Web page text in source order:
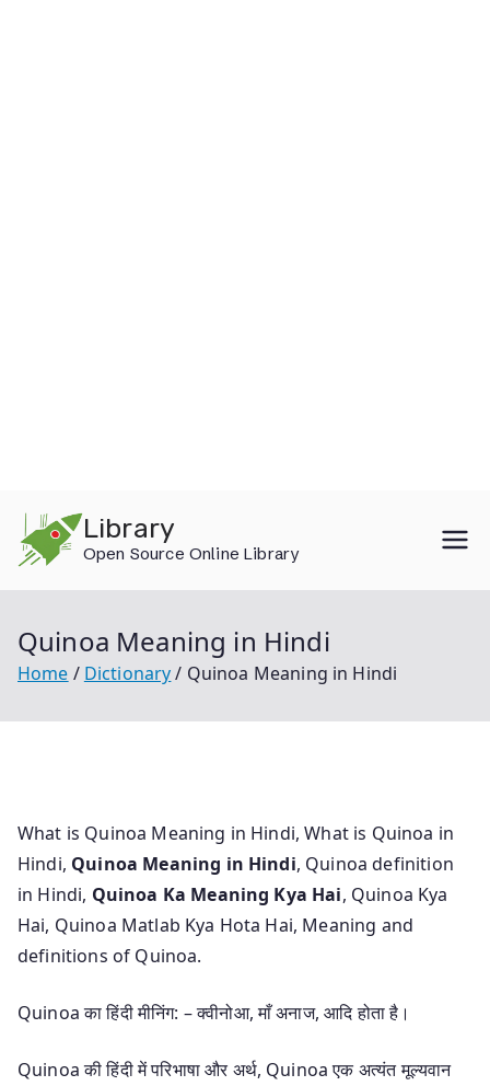
content
Library
Open Source Online Library
Quinoa Meaning in Hindi
Home Dictionary Quinoa Meaning in Hindi
What is Quinoa Meaning in Hindi, What is Quinoa in
Hindi, Quinoa Meaning in Hindi, Quinoa definition
in Hindi, Quinoa Ka Meaning Kya Hai, Quinoa Kya
Hai, Quinoa Matlab Kya Hota Hai, Meaning and
definitions of Quinoa.
Quinoa का हिंदी मीनिंग: – क्वीनोआ, माँ अनाज, आदि होता है।
Quinoa की हिंदी में परिभाषा और अर्थ, Quinoa एक अत्यंत मूल्यवान